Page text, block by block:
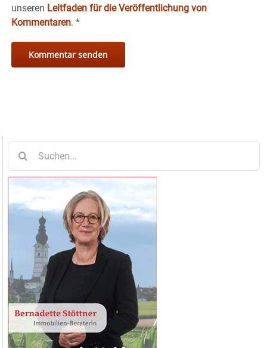
unseren Leitfaden für die Veröffentlichung von
Kommentaren. *
nach: